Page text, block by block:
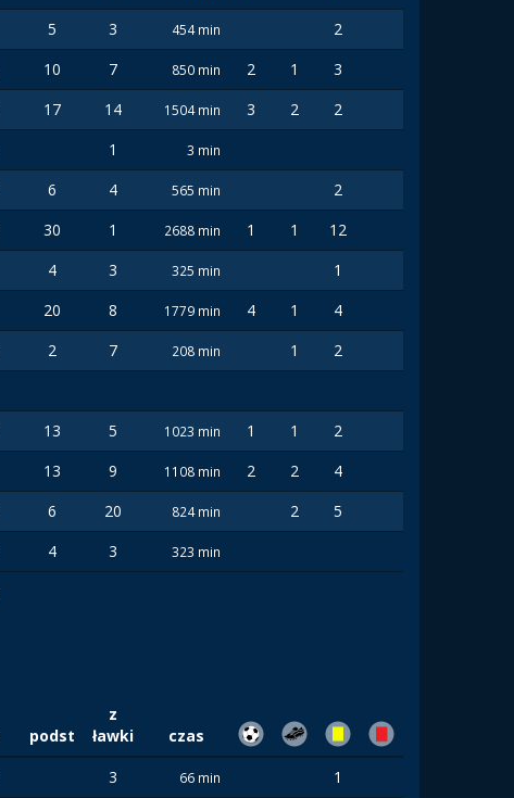
5 3 454 min
2
10 7 850 min 2 1
3
17 14 1504 min 3 2
2
1 3 min
6 4 565 min
2
30 1 2688 min 1 1
12
4 3 325 min
1
20 8 1779 min 4 1
4
2 7 208 min 1
2
13 5 1023 min 1 1
2
13 9 1108 min 2 2
4
6 20 824 min 2
5
4 3 323 min
podst
z
ławki
czas
3 66 min
1